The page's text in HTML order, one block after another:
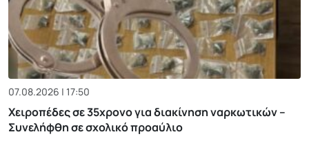
07.08.2026 | 17:50
Χειροπέδες σε 35χρονο για διακίνηση ναρκωτικών –
Συνελήφθη σε σχολικό προαύλιο